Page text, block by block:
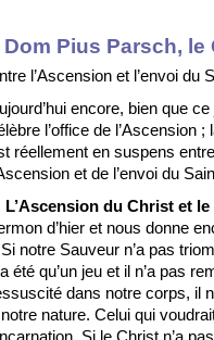
Dom Pius Parsch, le
l’Ascension et l’envoi du
encore, bien que
l’office de l’Ascension
réellement en suspens
et de l’envoi du
L’Ascension du Christ et
d’hier et nous donne
notre Sauveur n’a pas
été qu’un jeu et il n’a pas
dans notre corps, il
nature. Celui qui
Si le Christ n’a